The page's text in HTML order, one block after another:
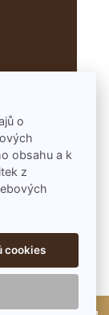
o
obsahu a k
z
cookies